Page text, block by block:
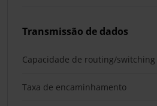
Transmissão de dados
Capacidade de routing/switching
Taxa de encaminhamento